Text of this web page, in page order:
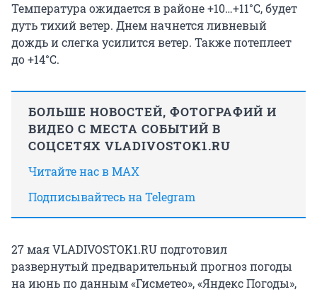
Температура ожидается в районе +10…+11°С, будет
дуть тихий ветер. Днем начнется ливневый
дождь и слегка усилится ветер. Также потеплеет
до +14°С.
БОЛЬШЕ НОВОСТЕЙ, ФОТОГРАФИЙ И
ВИДЕО С МЕСТА СОБЫТИЙ В
СОЦСЕТЯХ VLADIVOSTOK1.RU
Читайте нас в MAX
Подписывайтесь на Telegram
27 мая VLADIVOSTOK1.RU подготовил
развернутый предварительный прогноз погоды
на июнь по данным «Гисметео», «Яндекс Погоды»,